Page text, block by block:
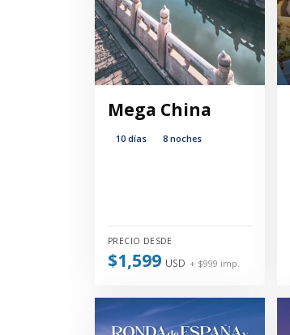
Mega China
10 días 8 noches
PRECIO DESDE
$1,599 USD + $999 imp.